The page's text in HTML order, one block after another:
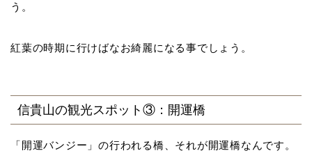
う。
紅葉の時期に行けばなお綺麗になる事でしょう。
信貴山の観光スポット③：開運橋
「開運バンジー」の行われる橋、それが開運橋なんです。